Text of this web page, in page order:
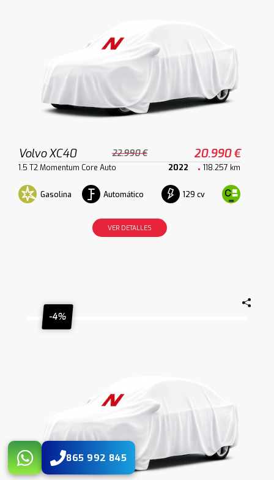
Volvo XC40 22.990 € 20.990 €
1.5 T2 Momentum Core Auto 2022 118.257 km
Gasolina Automático 129 cv
VER DETALLES
-4%
865 992 845